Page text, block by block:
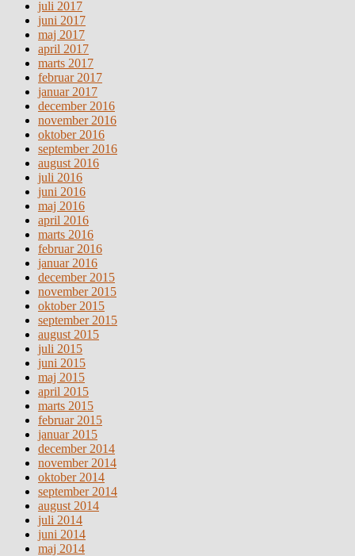
juli 2017
juni 2017
maj 2017
april 2017
marts 2017
februar 2017
januar 2017
december 2016
november 2016
oktober 2016
september 2016
august 2016
juli 2016
juni 2016
maj 2016
april 2016
marts 2016
februar 2016
januar 2016
december 2015
november 2015
oktober 2015
september 2015
august 2015
juli 2015
juni 2015
maj 2015
april 2015
marts 2015
februar 2015
januar 2015
december 2014
november 2014
oktober 2014
september 2014
august 2014
juli 2014
juni 2014
maj 2014